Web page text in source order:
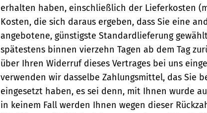
erhalten haben, einschließlich der Lieferkosten
Kosten, die sich daraus ergeben, dass Sie eine
angebotene, günstigste Standardlieferung
spätestens binnen vierzehn Tagen ab dem Tag
über Ihren Widerruf dieses Vertrages bei uns
verwenden wir dasselbe Zahlungsmittel, das Sie
eingesetzt haben, es sei denn, mit Ihnen wurde
in keinem Fall werden Ihnen wegen dieser